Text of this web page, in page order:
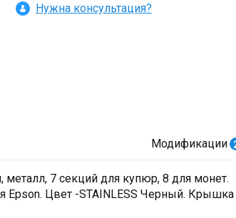
Нужна консультация?
Модификации
7 секций для купюр, 8 для монет.
Epson. Цвет -STAINLESS Черный. Крышка